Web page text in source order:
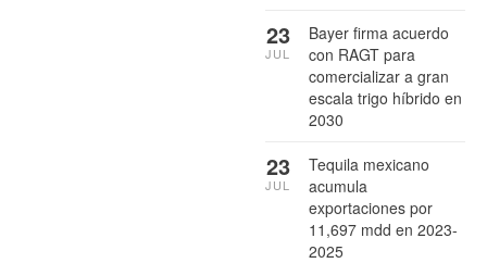
Bayer firma acuerdo
con RAGT para
comercializar a gran
escala trigo híbrido en
2030
23
JUL
Tequila mexicano
acumula
exportaciones por
11,697 mdd en 2023-
2025
23
JUL